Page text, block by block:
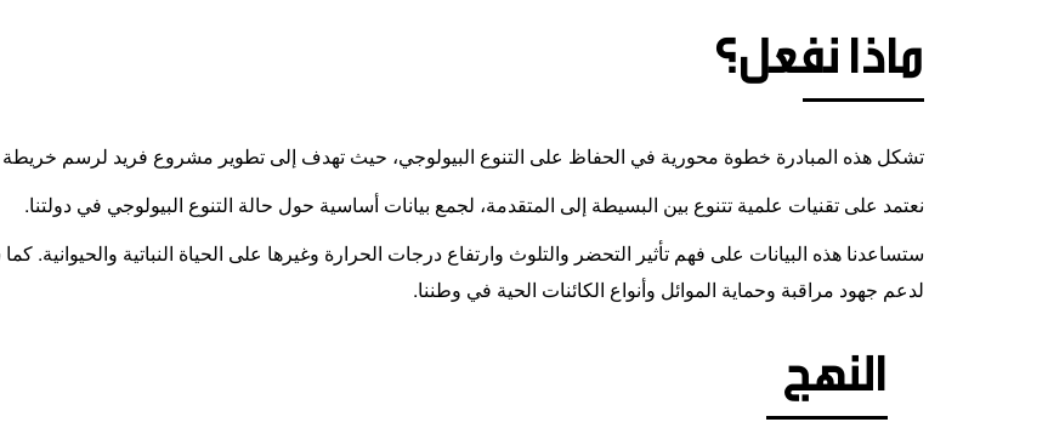
ماذا نفعل؟
تشكل هذه المبادرة خطوة محورية في الحفاظ على التنوع البيولوجي، حيث تهدف إلى تطوير مشروع فريد لرسم خريطة
نعتمد على تقنيات علمية تتنوع بين البسيطة إلى المتقدمة، لجمع بيانات أساسية حول حالة التنوع البيولوجي في دولتنا.
ستساعدنا هذه البيانات على فهم تأثير التحضر والتلوث وارتفاع درجات الحرارة وغيرها على الحياة النباتية والحيوانية.
لدعم جهود مراقبة وحماية الموائل وأنواع الكائنات الحية في وطننا.
النهج